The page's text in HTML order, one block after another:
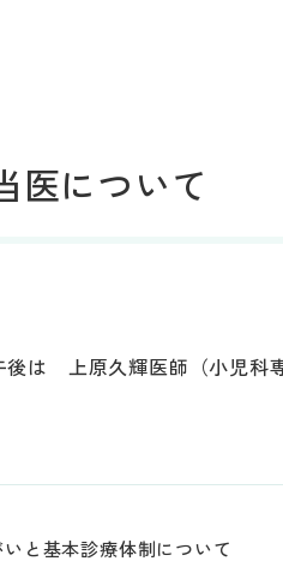
医について
は 上原久輝医師（小児科
と基本診療体制について